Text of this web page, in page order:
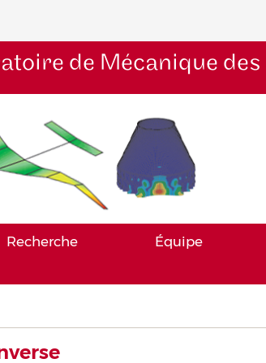
de Mécanique des
Recherche Équipe